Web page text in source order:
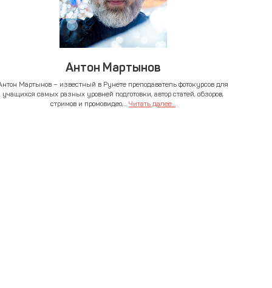
Антон Мартынов
Мартынов – известный в Рунете преподаватель фотокурсов для
учащихся самых разных уровней подготовки, автор статей, обзоров,
стримов и промовидео,... Читать далее...